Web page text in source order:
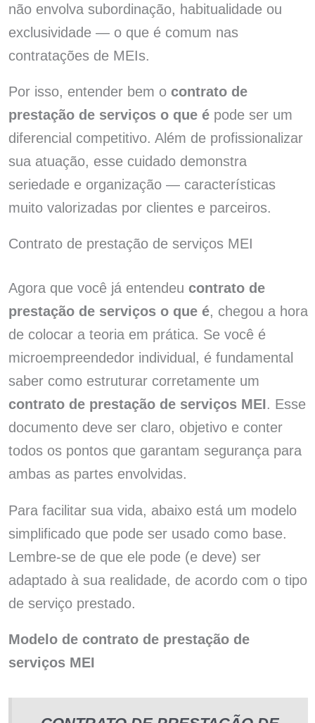
não envolva subordinação, habitualidade ou
exclusividade — o que é comum nas
contratações de MEIs.
Por isso, entender bem o contrato de
prestação de serviços o que épode ser um
diferencial competitivo. Além de profissionalizar
sua atuação, esse cuidado demonstra
seriedade e organização — características
muito valorizadas por clientes e parceiros.
Contrato de prestação de serviços MEI
Agora que você já entendeu contrato de
prestação de serviços o que é, chegou a hora
de colocar a teoria em prática. Se você é
microempreendedor individual, é fundamental
saber como estruturar corretamente um
contrato de prestação de serviços MEI. Esse
documento deve ser claro, objetivo e conter
todos os pontos que garantam segurança para
ambas as partes envolvidas.
Para facilitar sua vida, abaixo está um modelo
simplificado que pode ser usado como base.
Lembre-se de que ele pode (e deve) ser
adaptado à sua realidade, de acordo com o tipo
de serviço prestado.
Modelo de contrato de prestação de
serviços MEI